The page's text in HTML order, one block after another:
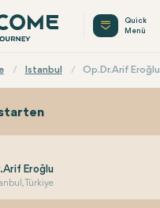
Quick
Menü
Istanbul Op.Dr. Arif Eroğlu
starten
Arif Eroğlu
Türkiye